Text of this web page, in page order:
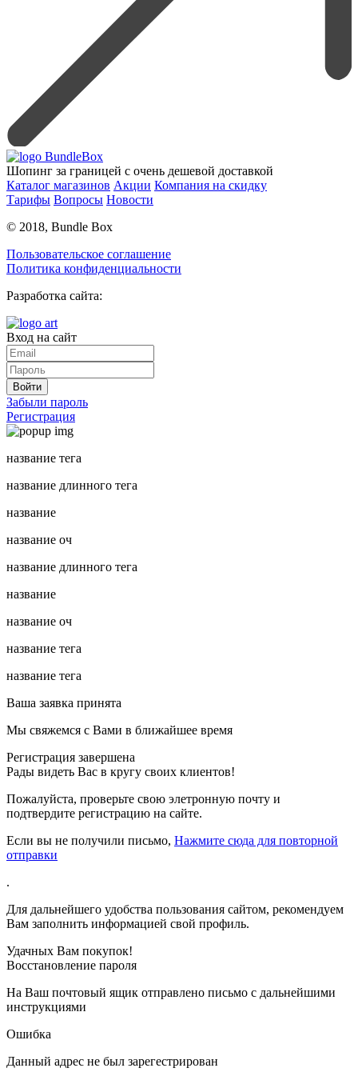
Шопинг за границей с очень дешевой доставкой
Каталог магазинов Акции Компания на скидку
Тарифы Вопросы Новости
© 2018, Bundle Box
Пользовательское соглашение
Политика конфиденциальности
Разработка сайта:
Вход на сайт
Войти
Забыли пароль
Регистрация
название тега
название длинного тега
название
название оч
название длинного тега
название
название оч
название тега
название тега
Ваша заявка принята
Мы свяжемся с Вами в ближайшее время
Регистрация завершена
Рады видеть Вас в кругу своих клиентов!
Пожалуйста, проверьте свою элетронную почту и
подтвердите регистрацию на сайте.
Если вы не получили письмо, Нажмите сюда для повторной
отправки
.
Для дальнейшего удобства пользования сайтом, рекомендуем
Вам заполнить информацией свой профиль.
Удачных Вам покупок!
Восстановление пароля
На Ваш почтовый ящик отправлено письмо с дальнейшими
инструкциями
Ошибка
Данный адрес не был зарегестрирован